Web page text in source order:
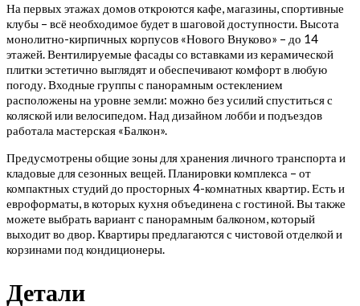
На первых этажах домов откроются кафе, магазины, спортивные
клубы – всё необходимое будет в шаговой доступности. Высота
монолитно-кирпичных корпусов «Нового Внуково» – до 14
этажей. Вентилируемые фасады со вставками из керамической
плитки эстетично выглядят и обеспечивают комфорт в любую
погоду. Входные группы с панорамным остеклением
расположены на уровне земли: можно без усилий спуститься с
коляской или велосипедом. Над дизайном лобби и подъездов
работала мастерская «Балкон».
Предусмотрены общие зоны для хранения личного транспорта и
кладовые для сезонных вещей. Планировки комплекса – от
компактных студий до просторных 4-комнатных квартир. Есть и
евроформаты, в которых кухня объединена с гостиной. Вы также
можете выбрать вариант с панорамным балконом, который
выходит во двор. Квартиры предлагаются с чистовой отделкой и
корзинами под кондиционеры.
Детали